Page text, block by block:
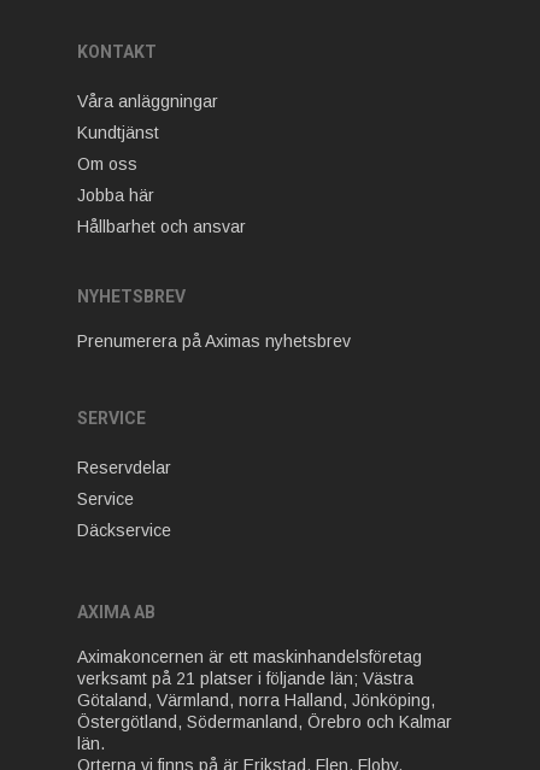
KONTAKT
Våra anläggningar
Kundtjänst
Om oss
Jobba här
Hållbarhet och ansvar
NYHETSBREV
Prenumerera på Aximas nyhetsbrev
SERVICE
Reservdelar
Service
Däckservice
AXIMA AB
Aximakoncernen är ett maskinhandelsföretag
verksamt på 21 platser i följande län; Västra
Götaland, Värmland, norra Halland, Jönköping,
Östergötland, Södermanland, Örebro och Kalmar
län.
Orterna vi finns på är Erikstad, Flen, Floby,